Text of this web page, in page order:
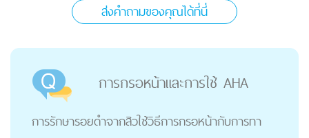
ส่งคำถามของคุณได้ที่นี่
การกรอหน้าและการใช้ AHA
การรักษารอยดำจากสิวใช้วิธีการกรอหน้ากับการทา